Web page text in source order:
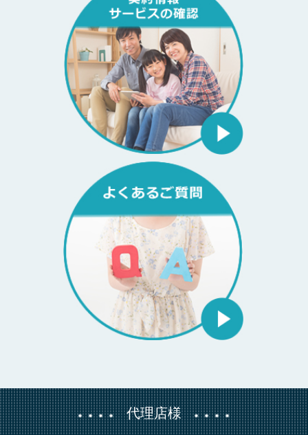
2024年 1月9日
令和6年能登半島地震により被害を受けられた皆さまへ
2023年 10月19日
当社では控除証明書の発行はしておりません
2022年 12月19日
ご退去の際は当社までご連絡ください
2021年 8月20日
令和3年8月11日からの大雨による災害により被害を受けられまし
2021年 7月20日
[お詫び] 当社ホームよりお問い合わせをいただいたご契約者様へ
2020年 7月15日
令和2年7月3日からの大雨による災害により被害を受けられました
皆様へ
代理店様